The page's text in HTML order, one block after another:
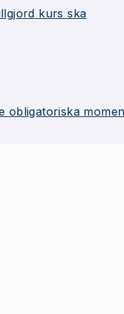
kurs ska
obligatoriska